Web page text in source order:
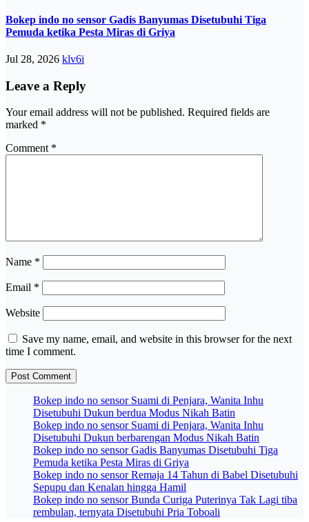
Bokep indo no sensor Gadis Banyumas Disetubuhi Tiga
Pemuda ketika Pesta Miras di Griya
Jul 28, 2026 klv6i
Leave a Reply
Your email address will not be published. Required fields are
marked *
Comment *
Name *
Email *
Website
Save my name, email, and website in this browser for the next
time I comment.
Bokep indo no sensor Suami di Penjara, Wanita Inhu
Disetubuhi Dukun berdua Modus Nikah Batin
Bokep indo no sensor Suami di Penjara, Wanita Inhu
Disetubuhi Dukun berbarengan Modus Nikah Batin
Bokep indo no sensor Gadis Banyumas Disetubuhi Tiga
Pemuda ketika Pesta Miras di Griya
Bokep indo no sensor Remaja 14 Tahun di Babel Disetubuhi
Sepupu dan Kenalan hingga Hamil
Bokep indo no sensor Bunda Curiga Puterinya Tak Lagi tiba
rembulan, ternyata Disetubuhi Pria Toboali